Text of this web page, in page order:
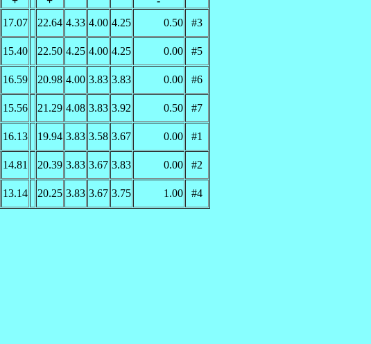
17.07 22.64 4.33 4.00 4.25 0.50 #3
15.40 22.50 4.25 4.00 4.25 0.00 #5
16.59 20.98 4.00 3.83 3.83 0.00 #6
15.56 21.29 4.08 3.83 3.92 0.50 #7
16.13 19.94 3.83 3.58 3.67 0.00 #1
14.81 20.39 3.83 3.67 3.83 0.00 #2
13.14 20.25 3.83 3.67 3.75 1.00 #4